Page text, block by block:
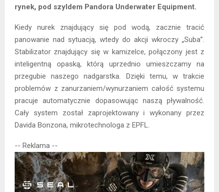
rynek, pod szyldem Pandora Underwater Equipment.
Kiedy nurek znajdujący się pod wodą, zacznie tracić
panowanie nad sytuacją, wtedy do akcji wkroczy „Suba”.
Stabilizator znajdujący się w kamizelce, połączony jest z
inteligentną opaską, którą uprzednio umieszczamy na
przegubie naszego nadgarstka. Dzięki temu, w trakcie
problemów z zanurzaniem/wynurzaniem całość systemu
pracuje automatycznie dopasowując naszą pływalność.
Cały system został zaprojektowany i wykonany przez
Davida Bonzona, mikrotechnologa z EPFL.
-- Reklama --